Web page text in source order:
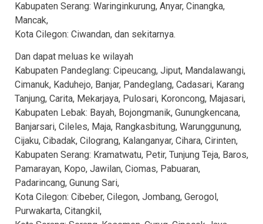
Kabupaten Serang: Waringinkurung, Anyar, Cinangka,
Mancak,
Kota Cilegon: Ciwandan, dan sekitarnya.
Dan dapat meluas ke wilayah
Kabupaten Pandeglang: Cipeucang, Jiput, Mandalawangi,
Cimanuk, Kaduhejo, Banjar, Pandeglang, Cadasari, Karang
Tanjung, Carita, Mekarjaya, Pulosari, Koroncong, Majasari,
Kabupaten Lebak: Bayah, Bojongmanik, Gunungkencana,
Banjarsari, Cileles, Maja, Rangkasbitung, Warunggunung,
Cijaku, Cibadak, Cilograng, Kalanganyar, Cihara, Cirinten,
Kabupaten Serang: Kramatwatu, Petir, Tunjung Teja, Baros,
Pamarayan, Kopo, Jawilan, Ciomas, Pabuaran,
Padarincang, Gunung Sari,
Kota Cilegon: Cibeber, Cilegon, Jombang, Gerogol,
Purwakarta, Citangkil,